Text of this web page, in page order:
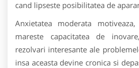
cand lipseste posibilitatea de
Anxietatea moderata
mareste capacitatea de
rezolvari interesante ale
insa aceasta devine cronica si